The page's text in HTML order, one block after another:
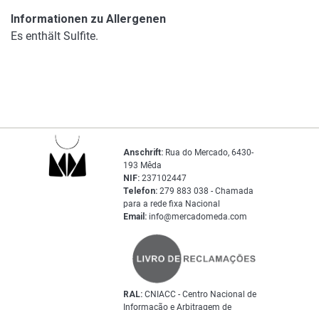
Informationen zu Allergenen
Es enthält Sulfite.
Anschrift: Rua do Mercado, 6430-
193 Mêda
NIF: 237102447
Telefon: 279 883 038 - Chamada
para a rede fixa Nacional
Email: info@mercadomeda.com
RAL: CNIACC - Centro Nacional de
Informação e Arbitragem de